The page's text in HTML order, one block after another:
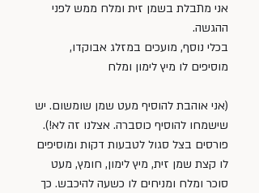
אני מתבלת בשמן זית ומלח ממש לפני
ההגשה.
בכלי נוסף, מועכים במזלג אבוקדו,
מוסיפים לו מיץ לימון ומלח
(אני אוהבת להוסיף מעט שמן שומשום. יש
שישמחו להוסיף כוסברה. אצלנו זה לא!).
פורסים בצל סגול לטבעות דקות ומוסיפים
לו קצת שמן זית, מיץ לימון, חומץ, מעט
סוכר ומלח ומניחים לו כשעה להיכבש. כך